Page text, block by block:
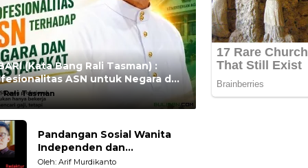
(Kata Bang Rali Tasman) :
ASN untuk Negara dan
Rali Tasman
Pandangan Sosial Wanita
Independen dan
Karakteristiknya
Oleh: Arif Murdikanto